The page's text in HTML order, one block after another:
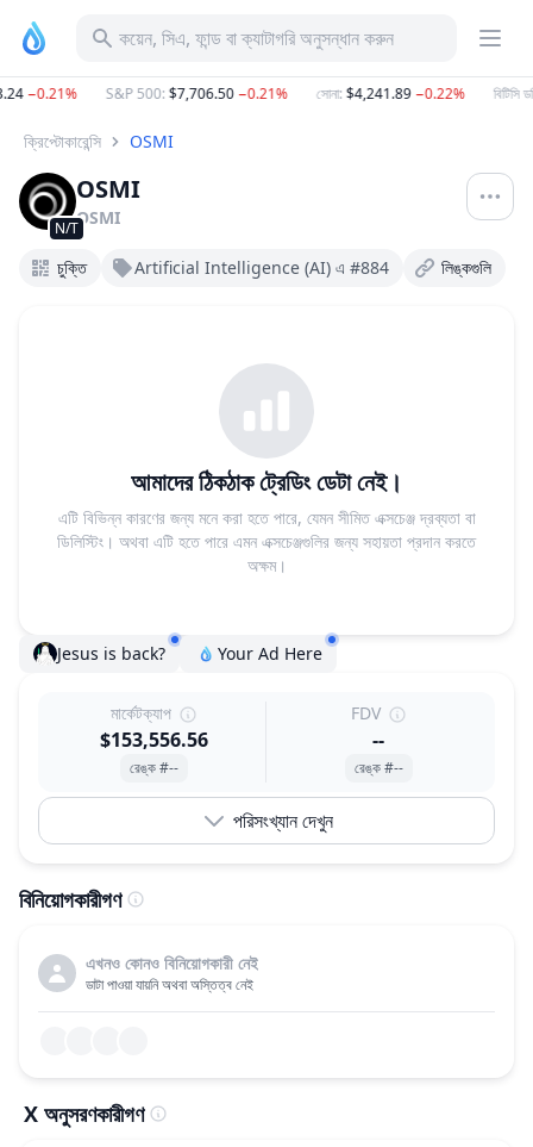
কয়েন, সিএ, ফান্ড বা ক্যাটাগরি অনুসন্ধান করুন
−0.21% S&P 500:$7,706.50−0.21% সোনা:$4,241.89−0.22% বিটিসি
ক্রিপ্টোকারেন্সি OSMI
N/T
OSMI
OSMI
চুক্তি Artificial Intelligence (AI) এ #884 লিঙ্কগুলি
আমাদের ঠিকঠাক ট্রেডিং ডেটা নেই।
এটি বিভিন্ন কারণের জন্য মনে করা হতে পারে, যেমন সীমিত এক্সচেঞ্জ দ্রব্যতা বা
ডিলিস্টিং। অথবা এটি হতে পারে এমন এক্সচেঞ্জগুলির জন্য সহায়তা প্রদান করতে
অক্ষম।
Jesus is back? Your Ad Here
মার্কেটক্যাপ
$153,556.56
রেঙ্ক #--
FDV
--
রেঙ্ক #--
পরিসংখ্যান দেখুন
বিনিয়োগকারীগণ
এখনও কোনও বিনিয়োগকারী নেই
ডাটা পাওয়া যায়নি অথবা অস্তিত্ব নেই
X অনুসরণকারীগণ